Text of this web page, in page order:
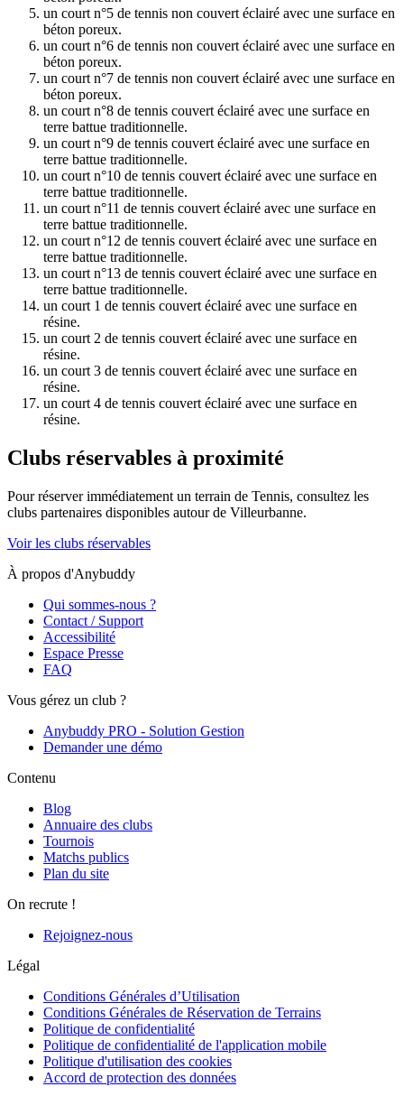
un court n°5 de tennis non couvert éclairé avec une surface en
béton poreux.
un court n°6 de tennis non couvert éclairé avec une surface en
béton poreux.
un court n°7 de tennis non couvert éclairé avec une surface en
béton poreux.
un court n°8 de tennis couvert éclairé avec une surface en
terre battue traditionnelle.
un court n°9 de tennis couvert éclairé avec une surface en
terre battue traditionnelle.
un court n°10 de tennis couvert éclairé avec une surface en
terre battue traditionnelle.
un court n°11 de tennis couvert éclairé avec une surface en
terre battue traditionnelle.
un court n°12 de tennis couvert éclairé avec une surface en
terre battue traditionnelle.
un court n°13 de tennis couvert éclairé avec une surface en
terre battue traditionnelle.
un court 1 de tennis couvert éclairé avec une surface en
résine.
un court 2 de tennis couvert éclairé avec une surface en
résine.
un court 3 de tennis couvert éclairé avec une surface en
résine.
un court 4 de tennis couvert éclairé avec une surface en
résine.
Clubs réservables à proximité
Pour réserver immédiatement un terrain de Tennis, consultez les
clubs partenaires disponibles autour de Villeurbanne.
Voir les clubs réservables
À propos d'Anybuddy
Qui sommes-nous ?
Contact / Support
Accessibilité
Espace Presse
FAQ
Vous gérez un club ?
Anybuddy PRO - Solution Gestion
Demander une démo
Contenu
Blog
Annuaire des clubs
Tournois
Matchs publics
Plan du site
On recrute !
Rejoignez-nous
Légal
Conditions Générales d’Utilisation
Conditions Générales de Réservation de Terrains
Politique de confidentialité
Politique de confidentialité de l'application mobile
Politique d'utilisation des cookies
Accord de protection des données